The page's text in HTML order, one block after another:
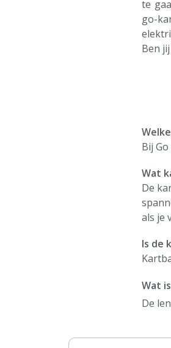
te
go-
Ben
Bij
Wat
De
als je
Is de
Wat
De